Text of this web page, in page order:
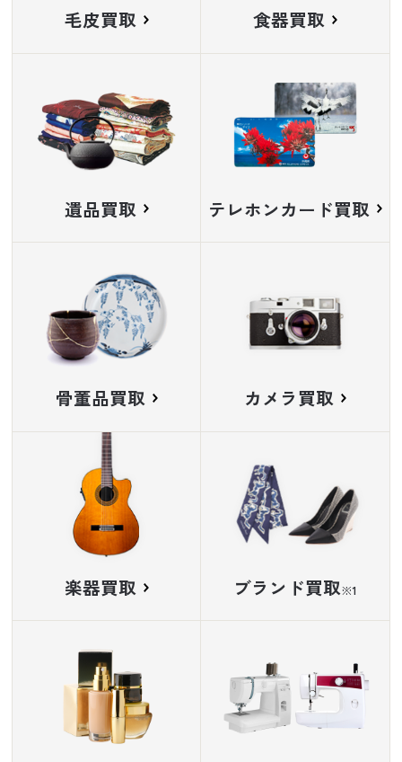
毛皮買取 食器買取
遺品買取 テレホンカード買取
骨董品買取 カメラ買取
楽器買取 ブランド買取※